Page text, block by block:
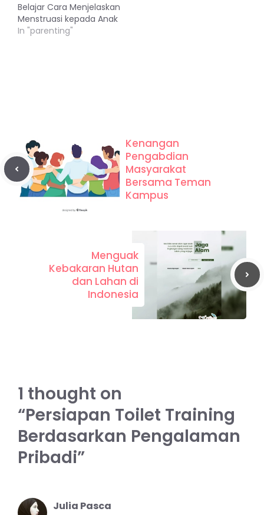
Belajar Cara Menjelaskan
Menstruasi kepada Anak
In "parenting"
Kenangan
Pengabdian
Masyarakat
Bersama Teman
Kampus
Menguak
Kebakaran Hutan
dan Lahan di
Indonesia
1 thought on
“Persiapan Toilet Training
Berdasarkan Pengalaman
Pribadi”
Julia Pasca